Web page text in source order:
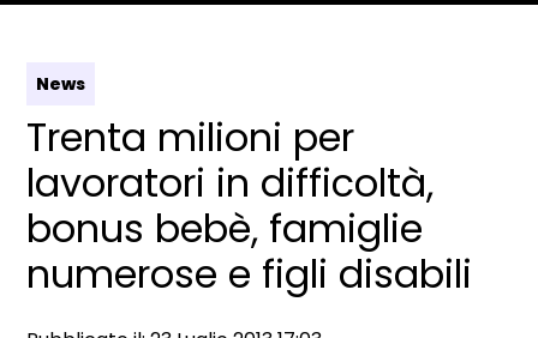
News
Trenta milioni per
lavoratori in difficoltà,
bonus bebè, famiglie
numerose e figli disabili